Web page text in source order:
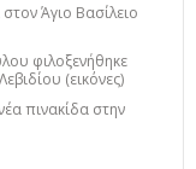
Άγιο Βασίλειο
φιλοξενήθηκε
(εικόνες)
πινακίδα στην